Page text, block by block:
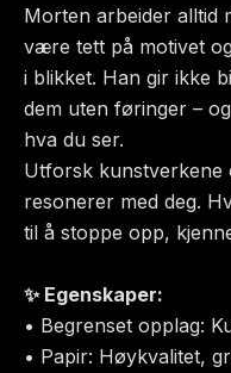
Morten arbeider alltid
være tett på motivet
i blikket. Han gir ikke
dem uten føringer –
hva du ser.
Utforsk kunstverkene
resonerer med deg.
til å stoppe opp,
✨ Egenskaper:
• Begrenset opplag:
• Papir: Høykvalitet,